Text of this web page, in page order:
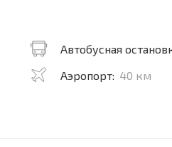
Автобусная
Аэропорт: 40 км